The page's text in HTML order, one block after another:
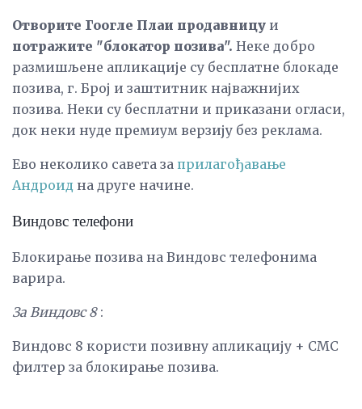
Отворите Гоогле Плаи продавницу и
потражите "блокатор позива". Неке добро
размишљене апликације су бесплатне блокаде
позива, г. Број и заштитник најважнијих
позива. Неки су бесплатни и приказани огласи,
док неки нуде премиум верзију без реклама.
Ево неколико савета за прилагођавање
Андроид на друге начине.
Виндовс телефони
Блокирање позива на Виндовс телефонима
варира.
За Виндовс 8:
Виндовс 8 користи позивну апликацију + СМС
филтер за блокирање позива.